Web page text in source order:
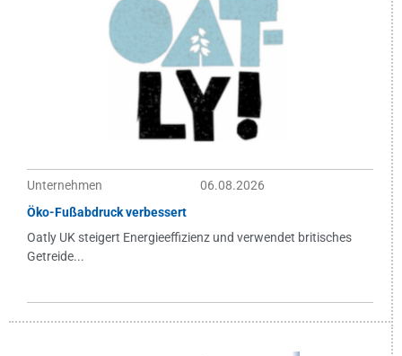
Unternehmen
06.08.2026
Öko-Fußabdruck verbessert
Oatly UK steigert Energieeffizienz und verwendet britisches
Getreide...